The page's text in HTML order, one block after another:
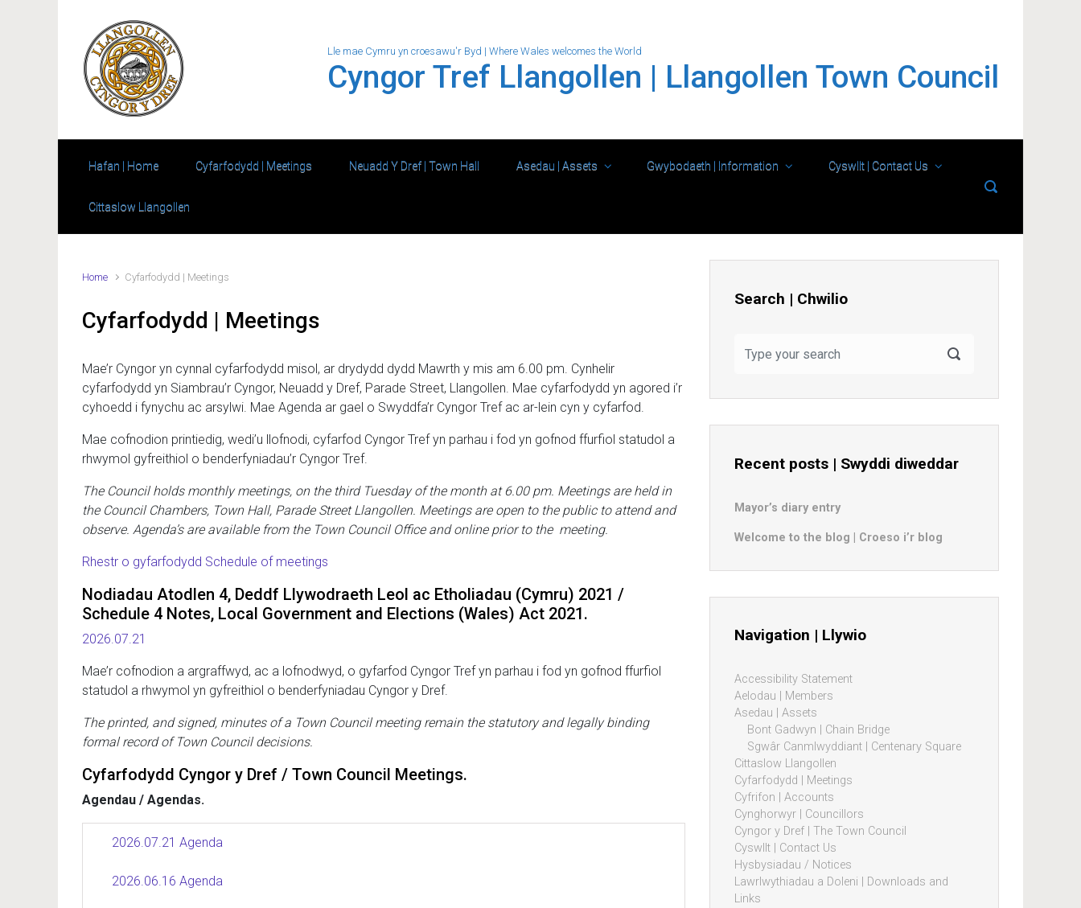
Skip to main content
Lle mae Cymru yn croesawu'r Byd | Where Wales welcomes the World
Cyngor Tref Llangollen | Llangollen Town Council
Hafan | Home Cyfarfodydd | Meetings Neuadd Y Dref | Town Hall Asedau | Assets Gwybodaeth | Information Cyswllt | Contact Us
Cittaslow Llangollen
Home Cyfarfodydd | Meetings
Cyfarfodydd | Meetings
Mae’r Cyngor yn cynnal cyfarfodydd misol, ar drydydd dydd Mawrth y mis am 6.00 pm. Cynhelir
cyfarfodydd yn Siambrau’r Cyngor, Neuadd y Dref, Parade Street, Llangollen. Mae cyfarfodydd yn agored i’r
cyhoedd i fynychu ac arsylwi. Mae Agenda ar gael o Swyddfa’r Cyngor Tref ac ar-lein cyn y cyfarfod.
Mae cofnodion printiedig, wedi’u llofnodi, cyfarfod Cyngor Tref yn parhau i fod yn gofnod ffurfiol statudol a
rhwymol gyfreithiol o benderfyniadau’r Cyngor Tref.
The Council holds monthly meetings, on the third Tuesday of the month at 6.00 pm. Meetings are held in
the Council Chambers, Town Hall, Parade Street Llangollen. Meetings are open to the public to attend and
observe. Agenda’s are available from the Town Council Office and online prior to the meeting.
Rhestr o gyfarfodydd Schedule of meetings
Nodiadau Atodlen 4, Deddf Llywodraeth Leol ac Etholiadau (Cymru) 2021 /
Schedule 4 Notes, Local Government and Elections (Wales) Act 2021.
2026.07.21
Mae’r cofnodion a argraffwyd, ac a lofnodwyd, o gyfarfod Cyngor Tref yn parhau i fod yn gofnod ffurfiol
statudol a rhwymol yn gyfreithiol o benderfyniadau Cyngor y Dref.
The printed, and signed, minutes of a Town Council meeting remain the statutory and legally binding
formal record of Town Council decisions.
Cyfarfodydd Cyngor y Dref / Town Council Meetings.
Agendau / Agendas.
2026.07.21 Agenda
2026.06.16 Agenda
Search | Chwilio
Recent posts | Swyddi diweddar
Mayor’s diary entry
Welcome to the blog | Croeso i’r blog
Navigation | Llywio
Accessibility Statement
Aelodau | Members
Asedau | Assets
Bont Gadwyn | Chain Bridge
Sgwâr Canmlwyddiant | Centenary Square
Cittaslow Llangollen
Cyfarfodydd | Meetings
Cyfrifon | Accounts
Cynghorwyr | Councillors
Cyngor y Dref | The Town Council
Cyswllt | Contact Us
Hysbysiadau / Notices
Lawrlwythiadau a Doleni | Downloads and
Links